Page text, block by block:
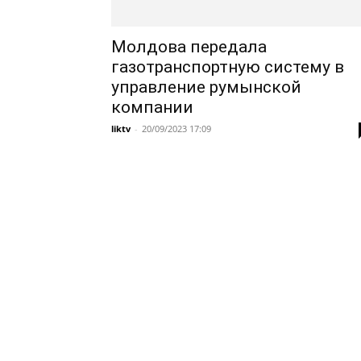
Молдова передала
газотранспортную систему в
управление румынской
компании
liktv - 20/09/2023 17:09